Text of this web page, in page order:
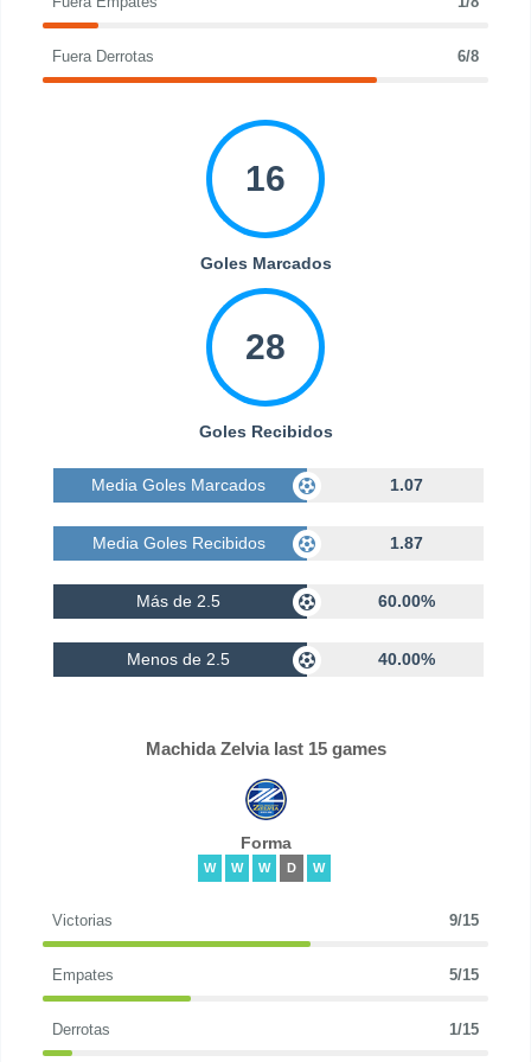
Fuera Derrotas 6/8
16
Goles Marcados
28
Goles Recibidos
Media Goles Marcados 1.07
Media Goles Recibidos 1.87
Más de 2.5 60.00%
Menos de 2.5 40.00%
Machida Zelvia last 15 games
Forma
W W W D W
Victorias 9/15
Empates 5/15
Derrotas 1/15